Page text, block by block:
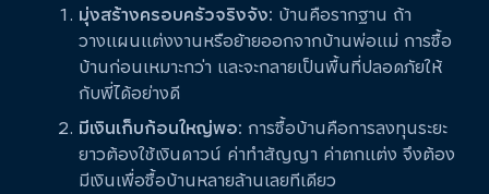
มุ่งสร้างครอบครัวจริงจัง: บ้านคือรากฐาน ถ้า
วางแผนแต่งงานหรือย้ายออกจากบ้านพ่อแม่ การซื้อ
บ้านก่อนเหมาะกว่า และจะกลายเป็นพื้นที่ปลอดภัยให้
กับพี่ได้อย่างดี
มีเงินเก็บก้อนใหญ่พอ: การซื้อบ้านคือการลงทุนระยะ
ยาวต้องใช้เงินดาวน์ ค่าทำสัญญา ค่าตกแต่ง จึงต้อง
มีเงินเพื่อซื้อบ้านหลายล้านเลยทีเดียว